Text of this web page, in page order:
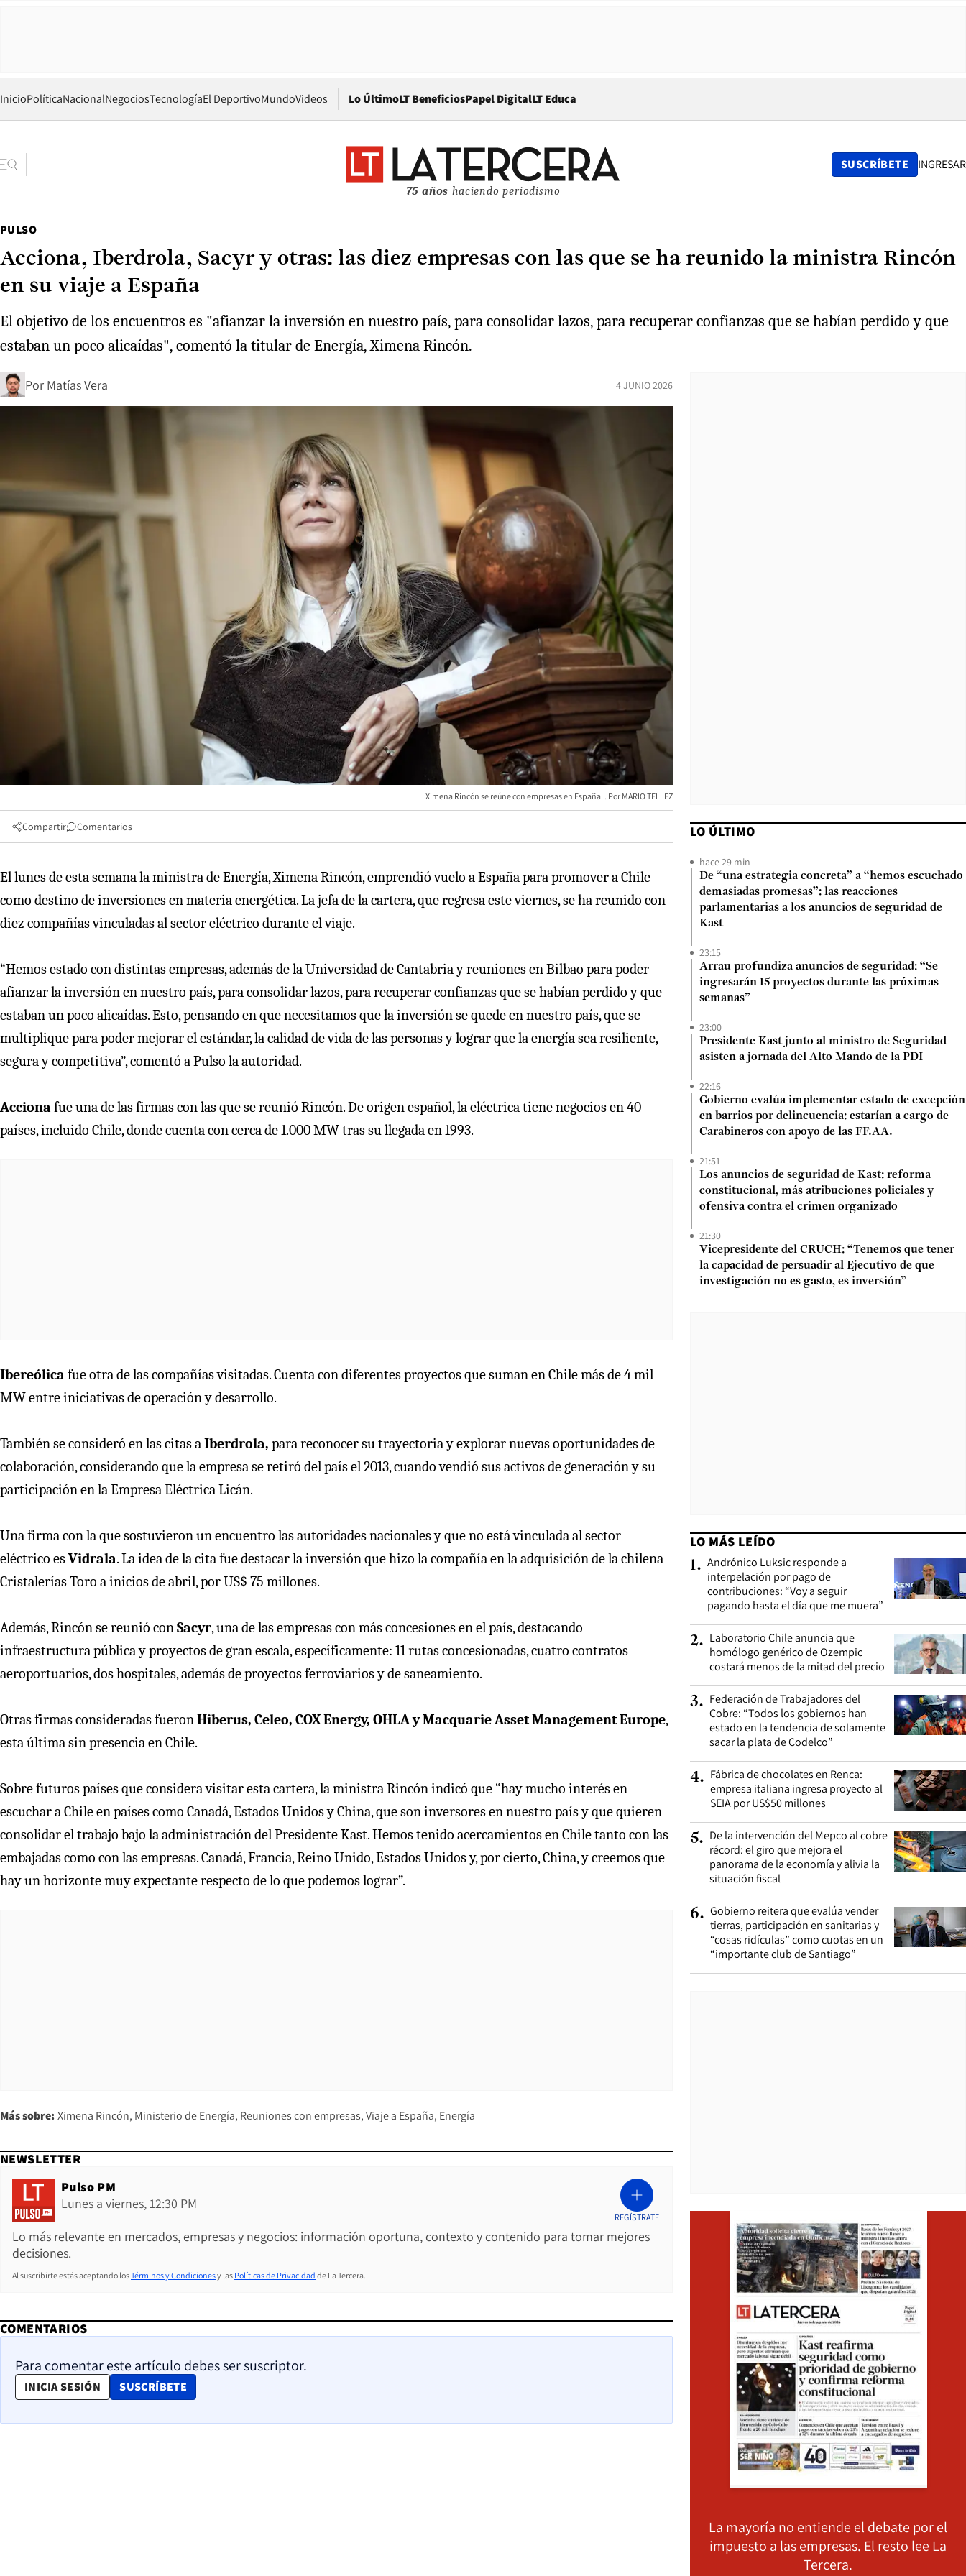
InicioPolíticaNacionalNegociosTecnologíaEl DeportivoMundoVideos Lo ÚltimoLT BeneficiosPapel DigitalOpens in new window
LT Educa
75 años haciendo periodismo
SUSCRÍBETE INGRESAR
PULSO
Acciona, Iberdrola, Sacyr y otras: las diez empresas con las que se ha reunido la ministra Rincón
en su viaje a España
El objetivo de los encuentros es "afianzar la inversión en nuestro país, para consolidar lazos, para recuperar confianzas que se habían perdido y que
estaban un poco alicaídas", comentó la titular de Energía, Ximena Rincón.
Por Matías Vera 4 JUNIO 2026
Ximena Rincón se reúne con empresas en España. MARIO TELLEZ
Compartir Comentarios
El lunes de esta semana la ministra de Energía, Ximena Rincón, emprendió vuelo a España para promover a Chile
como destino de inversiones en materia energética. La jefa de la cartera, que regresa este viernes, se ha reunido con
diez compañías vinculadas al sector eléctrico durante el viaje.
“Hemos estado con distintas empresas, además de la Universidad de Cantabria y reuniones en Bilbao para poder
afianzar la inversión en nuestro país, para consolidar lazos, para recuperar confianzas que se habían perdido y que
estaban un poco alicaídas. Esto, pensando en que necesitamos que la inversión se quede en nuestro país, que se
multiplique para poder mejorar el estándar, la calidad de vida de las personas y lograr que la energía sea resiliente,
segura y competitiva”, comentó a Pulso la autoridad.
Acciona fue una de las firmas con las que se reunió Rincón. De origen español, la eléctrica tiene negocios en 40
países, incluido Chile, donde cuenta con cerca de 1.000 MW tras su llegada en 1993.
Ibereólica fue otra de las compañías visitadas. Cuenta con diferentes proyectos que suman en Chile más de 4 mil
MW entre iniciativas de operación y desarrollo.
También se consideró en las citas aIberdrola, para reconocer su trayectoria y explorar nuevas oportunidades de
colaboración, considerando que la empresa se retiró del país el 2013, cuando vendió sus activos de generación y su
participación en la Empresa Eléctrica Licán.
Una firma con la que sostuvieron un encuentro las autoridades nacionales y que no está vinculada al sector
eléctrico esVidrala. La idea de la cita fue destacar la inversión que hizo la compañía en la adquisición de la chilena
Cristalerías Toro a inicios de abril, por US$ 75 millones.
Además, Rincón se reunió conSacyr, una de las empresas con más concesiones en el país, destacando
infraestructura pública y proyectos de gran escala, específicamente: 11 rutas concesionadas, cuatro contratos
aeroportuarios, dos hospitales, además de proyectos ferroviarios y de saneamiento.
Otras firmas consideradas fueronHiberus, Celeo, COX Energy, OHLA y Macquarie Asset Management Europe,
esta última sin presencia en Chile.
Sobre futuros países que considera visitar esta cartera, la ministra Rincón indicó que “hay mucho interés en
escuchar a Chile en países como Canadá, Estados Unidos y China, que son inversores en nuestro país y que quieren
consolidar el trabajo bajo la administración del Presidente Kast. Hemos tenido acercamientos en Chile tanto con las
embajadas como con las empresas. Canadá, Francia, Reino Unido, Estados Unidos y, por cierto, China, y creemos que
hay un horizonte muy expectante respecto de lo que podemos lograr”.
Más sobre: Ximena Rincón Ministerio de Energía Reuniones con empresas Viaje a España Energía
NEWSLETTER
Pulso PM
Lunes a viernes, 12:30 PM
Lo más relevante en mercados, empresas y negocios: información oportuna, contexto y contenido para tomar mejores
decisiones.
REGÍSTRATE
Al suscribirte estás aceptando losTérminos y Condicionesy las Políticas de Privacidad de La Tercera.
COMENTARIOS
Para comentar este artículo debes ser suscriptor.
INICIA SESIÓN SUSCRÍBETE
OPENS IN NEW WINDOW
LO ÚLTIMO
hace 29 min
De “una estrategia concreta” a “hemos escuchado
demasiadas promesas”: las reacciones
parlamentarias a los anuncios de seguridad de
Kast
23:15
Arrau profundiza anuncios de seguridad: “Se
ingresarán 15 proyectos durante las próximas
semanas”
23:00
Presidente Kast junto al ministro de Seguridad
asisten a jornada del Alto Mando de la PDI
22:16
Gobierno evalúa implementar estado de excepción
en barrios por delincuencia: estarían a cargo de
Carabineros con apoyo de las FF.AA.
21:51
Los anuncios de seguridad de Kast: reforma
constitucional, más atribuciones policiales y
ofensiva contra el crimen organizado
21:30
Vicepresidente del CRUCH: “Tenemos que tener
la capacidad de persuadir al Ejecutivo de que
investigación no es gasto, es inversión”
LO MÁS LEÍDO
1. Andrónico Luksic responde a
interpelación por pago de
contribuciones: “Voy a seguir
pagando hasta el día que me muera”
2. Laboratorio Chile anuncia que
homólogo genérico de Ozempic
costará menos de la mitad del precio
3. Federación de Trabajadores del
Cobre: “Todos los gobiernos han
estado en la tendencia de solamente
sacar la plata de Codelco”
4. Fábrica de chocolates en Renca:
empresa italiana ingresa proyecto al
SEIA por US$50 millones
5. De la intervención del Mepco al cobre
récord: el giro que mejora el
panorama de la economía y alivia la
situación fiscal
6. Gobierno reitera que evalúa vender
tierras, participación en sanitarias y
“cosas ridículas” como cuotas en un
“importante club de Santiago”
La mayoría no entiende el debate por el
impuesto a las empresas. El resto lee La
Tercera.